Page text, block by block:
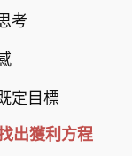
考
定目標
出獲利方程